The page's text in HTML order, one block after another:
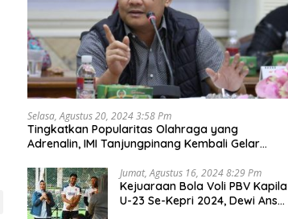
Selasa, Agustus 20, 2024 3:58 Pm
Tingkatkan Popularitas Olahraga yang
Adrenalin, IMI Tanjungpinang Kembali Gelar
Jumat, Agustus 16, 2024 8:29 Pm
Kejuaraan Bola Voli PBV Kapila
U-23 Se-Kepri 2024, Dewi Ansar